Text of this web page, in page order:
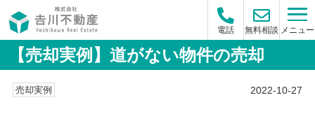
電話 無料相談 メニュー
【売却実例】道がない物件の売却
売却実例 2022-10-27